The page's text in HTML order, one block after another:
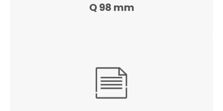
Q 98 mm